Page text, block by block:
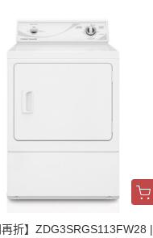
再折】ZDG3SRGS113FW28 |